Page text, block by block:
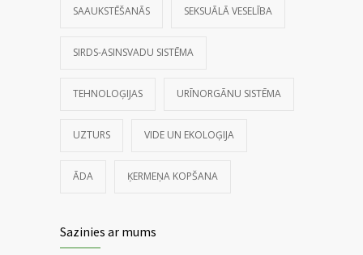
SAAUKSTĒŠANĀS SEKSUĀLĀ VESELĪBA
SIRDS-ASINSVADU SISTĒMA
TEHNOLOĢIJAS URĪNORGĀNU SISTĒMA
UZTURS VIDE UN EKOLOĢIJA
ĀDA ĶERMEŅA KOPŠANA
Sazinies ar mums